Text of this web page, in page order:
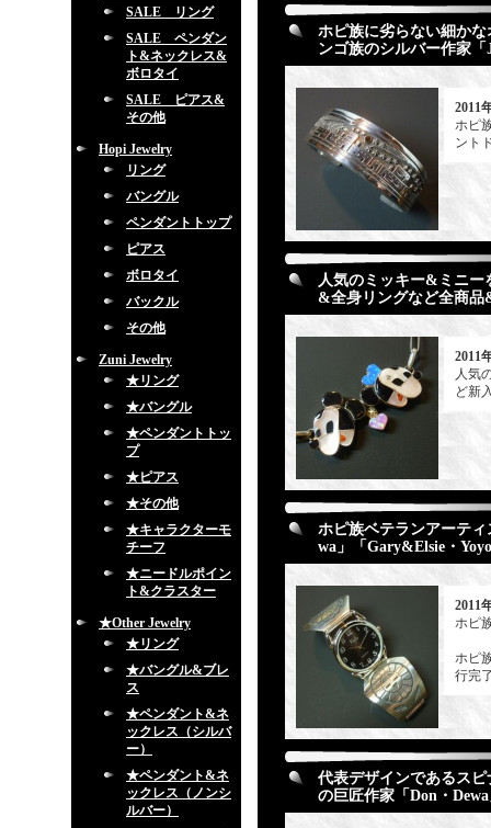
SALE リング
SALE ペンダン
ト&ネックレス&
ボロタイ
SALE ピアス&
その他
Hopi Jewelry
リング
バングル
ペンダントトップ
ピアス
ボロタイ
バックル
その他
Zuni Jewelry
★リング
★バングル
★ペンダントトッ
プ
★ピアス
★その他
★キャラクターモ
チーフ
★ニードルポイン
ト&クラスター
★Other Jewelry
★リング
★バングル&ブレ
ス
★ペンダント&ネ
ックレス（シルバ
ー）
★ペンダント&ネ
ックレス（ノンシ
ルバー）
ホピ族に劣らない細か
ンゴ族のシルバー作家
2011
ホピ
ント
人気のミッキー&ミニー
&全身リングなど全商
2011
人気
ど新
ホピ族ベテランアーティ
wa」「Gary&Elsie・
2011
ホピ
ホピ
行完
代表デザインであるス
の巨匠作家「Don・